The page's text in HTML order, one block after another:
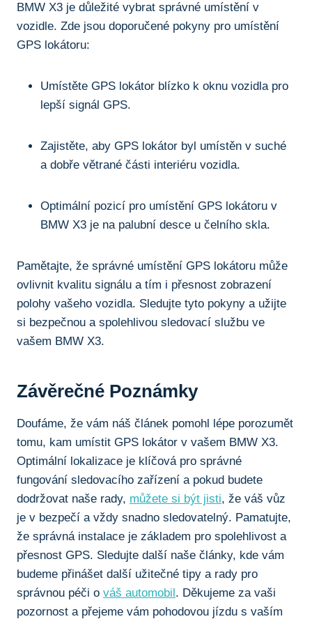
BMW X3 je důležité vybrat správné umístění v
vozidle. Zde jsou ‍doporučené ‍pokyny pro‌ umístění‍
GPS ‍lokátoru:
Umístěte GPS ‌lokátor⁤ blízko k oknu vozidla pro
⁤lepší signál GPS.
Zajistěte, aby GPS lokátor byl ⁣umístěn v suché
a dobře ​větrané části interiéru vozidla.
Optimální ⁣pozicí pro umístění GPS lokátoru v
⁢BMW X3 je na ​palubní desce u čelního‍ skla.
Pamětajte, ⁣že správné​ umístění ⁤GPS lokátoru​ může
ovlivnit kvalitu signálu a tím i přesnost zobrazení
polohy vašeho vozidla.⁣ Sledujte tyto pokyny a ‌užijte
⁣si‍ bezpečnou a spolehlivou ⁣sledovací‌ službu‍ ve
vašem⁣ BMW X3.
Závěrečné Poznámky
Doufáme, že‍ vám náš článek pomohl lépe porozumět
tomu, kam umístit GPS lokátor v⁤ vašem⁢ BMW⁣ X3.
‍Optimální lokalizace je klíčová pro⁣ správné‍
fungování ​sledovacího zařízení a ⁣pokud budete
dodržovat ‍naše rady, můžete si být jisti, že váš vůz
je v bezpečí a⁤ vždy snadno sledovatelný. Pamatujte,
že správná instalace je základem⁢ pro spolehlivost a
⁢přesnost ‍GPS. Sledujte další naše články, kde vám⁣
budeme přinášet ​další užitečné⁣ tipy a rady pro⁢
správnou péči o váš automobil. Děkujeme za vaši
pozornost a​ přejeme ⁢vám pohodovou jízdu‌ s vaším